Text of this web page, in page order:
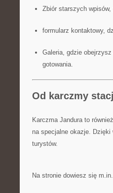
Zbiór starszych
formularz kontaktowy,
Galeria, gdzie
gotowania.
Od karczmy
Karczma Jandura to
na specjalne okazje.
turystów.
Na stronie dowiesz się